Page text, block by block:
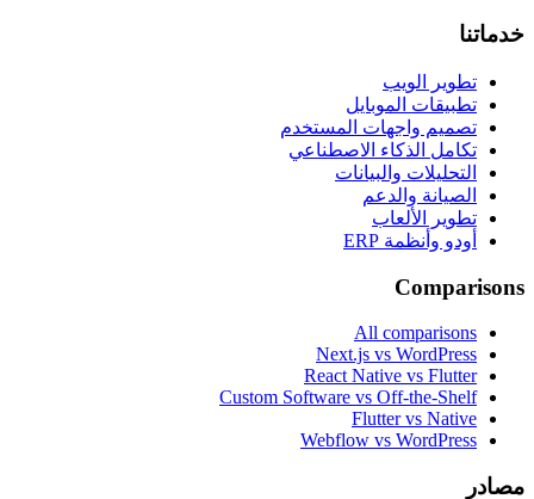
خدماتنا
تطوير الويب
تطبيقات الموبايل
تصميم واجهات المستخدم
تكامل الذكاء الاصطناعي
التحليلات والبيانات
الصيانة والدعم
تطوير الألعاب
أودو وأنظمة ERP
Comparisons
All comparisons
Next.js vs WordPress
React Native vs Flutter
Custom Software vs Off-the-Shelf
Flutter vs Native
Webflow vs WordPress
مصادر